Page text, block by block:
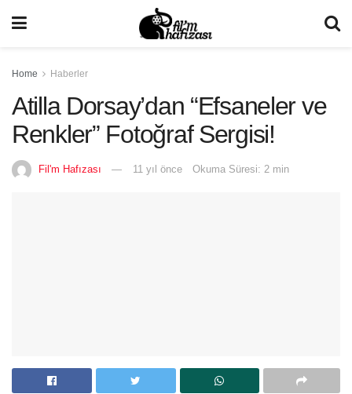
Home Haberler
Atilla Dorsay’dan “Efsaneler ve
Renkler” Fotoğraf Sergisi!
Fil'm Hafızası 11 yıl önce Okuma Süresi: 2 min